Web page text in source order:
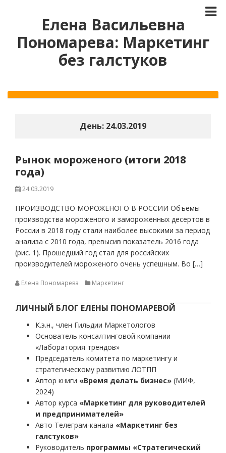
Елена Васильевна
Пономарева: Маркетинг
без галстуков
День: 24.03.2019
Рынок мороженого (итоги 2018
года)
24.03.2019
ПРОИЗВОДСТВО МОРОЖЕНОГО В РОССИИ Объемы
производства мороженого и замороженных десертов в
России в 2018 году стали наиболее высокими за период
анализа с 2010 года, превысив показатель 2016 года
(рис. 1). Прошедший год стал для российских
производителей мороженого очень успешным. Во […]
Елена Пономарева Маркетинг
ЛИЧНЫЙ БЛОГ ЕЛЕНЫ ПОНОМАРЕВОЙ
К.э.н., член Гильдии Маркетологов
Основатель консалтинговой компании
«Лаборатория трендов»
Председатель комитета по маркетингу и
стратегическому развитию ЛОТПП
Автор книги «Время делать бизнес» (МИФ,
2024)
Автор курса «Маркетинг для руководителей
и предпринимателей»
Авто Телеграм-канала «Маркетинг без
галстуков»
Руководитель программы «Стратегический